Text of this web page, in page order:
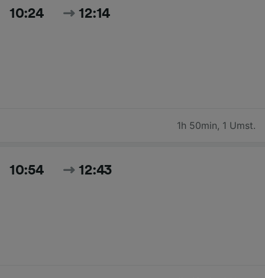
10:24 12:14
1h 50min, 1 Umst.
10:54 12:43